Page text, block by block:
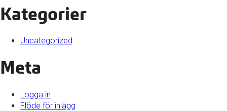
Kategorier
Uncategorized
Meta
Logga in
Flöde för inlägg